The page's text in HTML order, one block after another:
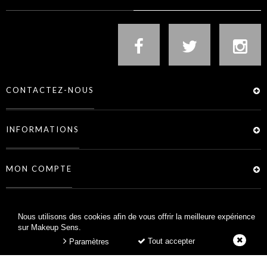
Nous utilisons des cookies afin de vous offrir la meilleure expérience
sur Makeup Sens.
Tout accepter
Paramètres
CONTACTEZ-NOUS
INFORMATIONS
MON COMPTE